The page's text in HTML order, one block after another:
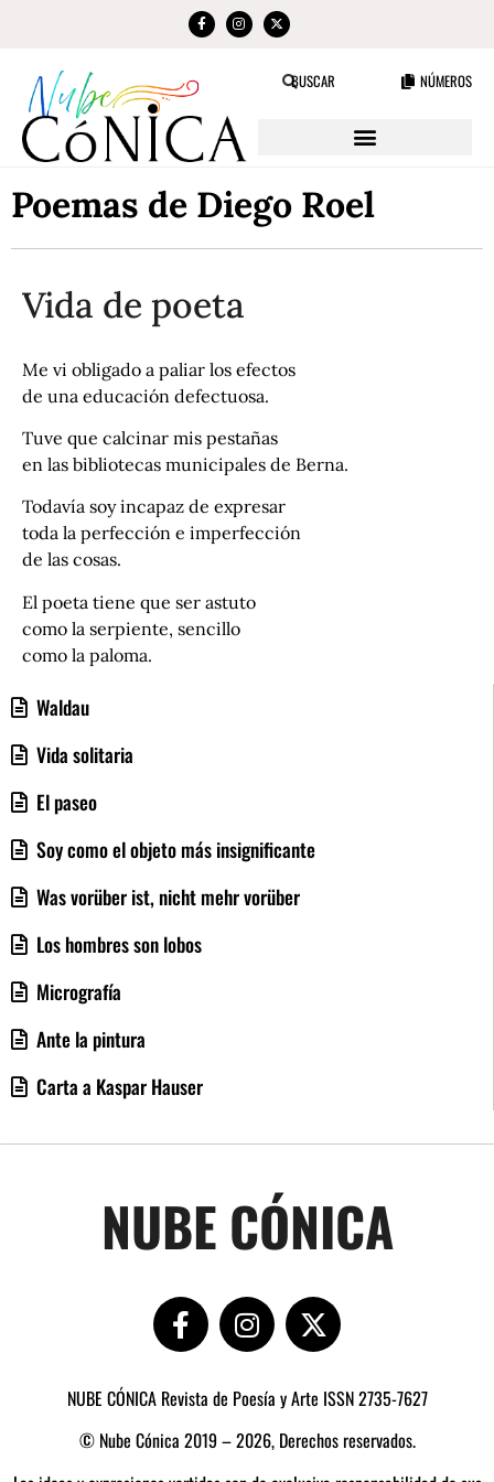
BUSCAR NÚMEROS
Poemas de Diego Roel
Waldau
Vida solitaria
El paseo
Soy como el objeto más insignificante
Was vorüber ist, nicht mehr vorüber
Los hombres son lobos
Micrografía
Ante la pintura
Carta a Kaspar Hauser
Vida de poeta
Me vi obligado a paliar los efectos
de una educación defectuosa.
Tuve que calcinar mis pestañas
en las bibliotecas municipales de Berna.
Todavía soy incapaz de expresar
toda la perfección e imperfección
de las cosas.
El poeta tiene que ser astuto
como la serpiente, sencillo
como la paloma.
NUBE CÓNICA
NUBE CÓNICA Revista de Poesía y Arte ISSN 2735-7627
© Nube Cónica 2019 – 2026, Derechos reservados.